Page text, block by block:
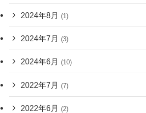
2024年8月 (1)
2024年7月 (3)
2024年6月 (10)
2022年7月 (7)
2022年6月 (2)